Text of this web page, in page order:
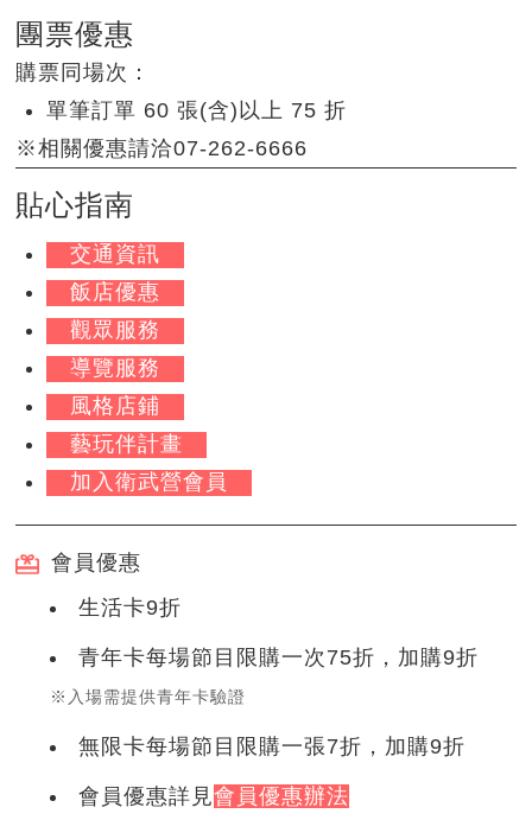
團票優惠
購票同場次：
單筆訂單 60 張(含)以上 75 折
※相關優惠請洽07-262-6666
貼心指南
交通資訊
飯店優惠
觀眾服務
導覽服務
風格店鋪
藝玩伴計畫
加入衛武營會員
會員優惠
生活卡9折
青年卡每場節目限購一次75折，加購9折
※入場需提供青年卡驗證
無限卡每場節目限購一張7折，加購9折
會員優惠詳見會員優惠辦法